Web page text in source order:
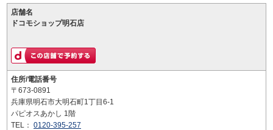
店舗名
ドコモショップ明石店
住所/電話番号
〒673-0891
兵庫県明石市大明石町1丁目6-1
パピオスあかし 1階
TEL： 0120-395-257